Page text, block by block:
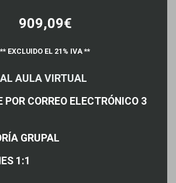
909,09€
** EXCLUIDO EL 21% IVA **
AULA VIRTUAL
POR CORREO ELECTRÓNICO 3
GRUPAL
1:1